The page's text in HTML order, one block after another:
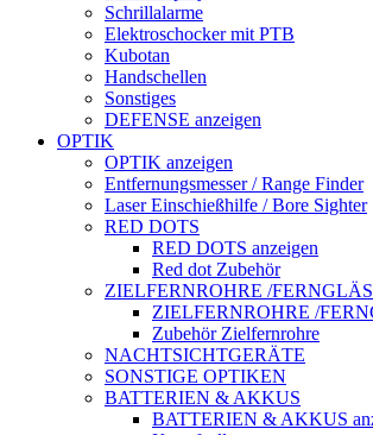
Schrillalarme
Elektroschocker mit PTB
Kubotan
Handschellen
Sonstiges
DEFENSE anzeigen
OPTIK
OPTIK anzeigen
Entfernungsmesser / Range Finder
Laser Einschießhilfe / Bore Sighter
RED DOTS
RED DOTS anzeigen
Red dot Zubehör
ZIELFERNROHRE /
ZIELFERNROHRE /
Zubehör Zielfernrohre
NACHTSICHTGERÄTE
SONSTIGE OPTIKEN
BATTERIEN & AKKUS
BATTERIEN & AKKUS